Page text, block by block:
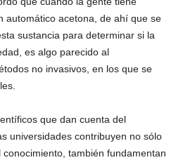
automático acetona, de ahí que se
sustancia para determinar si la
es algo parecido al
no invasivos, en los que se
que dan cuenta del
universidades contribuyen no sólo
también fundamentan